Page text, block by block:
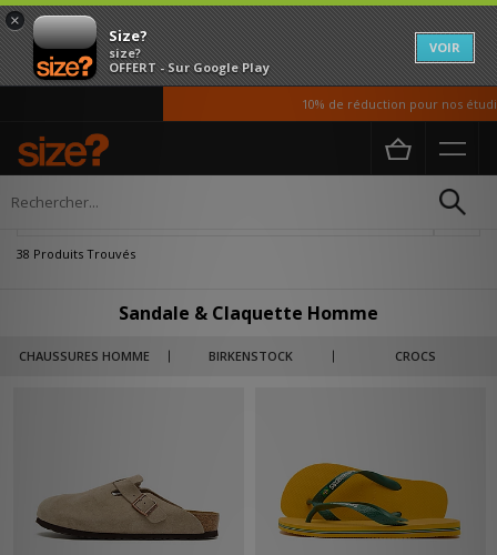
×
Size?
size?
OFFERT - Sur Google Play
VOIR
10% de réduction pour nos étudiants
Accueil Homme
38 Produits Trouvés
Sandale & Claquette Homme
CHAUSSURES HOMME BIRKENSTOCK CROCS